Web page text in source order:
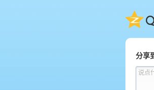
QQ
分享
说点